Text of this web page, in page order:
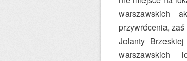
warszawskich
przywrócenia,
Jolanty
warszawskich